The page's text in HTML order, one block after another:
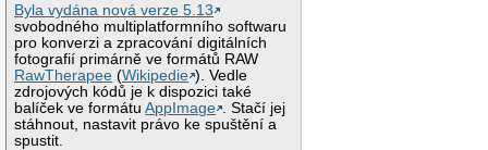
Byla vydána nová verze 5.13
svobodného multiplatformního softwaru
pro konverzi a zpracování digitálních
fotografií primárně ve formátů RAW
RawTherapee (Wikipedie ). Vedle
zdrojových kódů je k dispozici také
balíček ve formátuAppImage
. Stačí jej
stáhnout, nastavit právo ke spuštění a
spustit.